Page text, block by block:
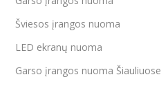
Šviesos įrangos nuoma
LED ekranų nuoma
Garso įrangos nuoma Šiauliuose